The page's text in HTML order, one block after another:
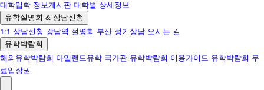
대학입학 정보게시판 대학별 상세정보
유학설명회 & 상담신청
1:1 상담신청 강남역 설명회 부산 정기상담 오시는 길
유학박람회
해외유학박람회 아일랜드유학 국가관 유학박람회 이용가이드 유학박람회 무
료입장권